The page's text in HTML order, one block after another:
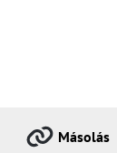
Másolás